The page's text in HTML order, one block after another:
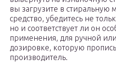
вы загрузите в
средство, убедитесь не
но и соответствует ли он
применения, для ручной
дозировке, которую
производитель.